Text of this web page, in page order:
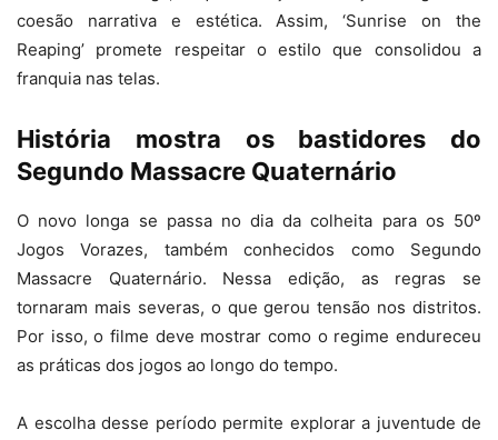
coesão narrativa e estética. Assim, ‘Sunrise on the
Reaping’ promete respeitar o estilo que consolidou a
franquia nas telas.
História mostra os bastidores do
Segundo Massacre Quaternário
O novo longa se passa no dia da colheita para os 50º
Jogos Vorazes, também conhecidos como Segundo
Massacre Quaternário. Nessa edição, as regras se
tornaram mais severas, o que gerou tensão nos distritos.
Por isso, o filme deve mostrar como o regime endureceu
as práticas dos jogos ao longo do tempo.
A escolha desse período permite explorar a juventude de